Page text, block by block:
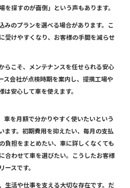
探すのが面倒」という声もあります。
みのプランを選べる場合があります。こ
受けやすくなり、お客様の手間を減らせ
らこそ、メンテナンスを任せられる安心
ス会社が点検時期を案内し、提携工場や
安心して車を使えます。
車を月額で分かりやすく使いたいという
ます。初期費用を抑えたい、毎月の支払
負担をまとめたい、車に詳しくなくても
合わせて車を選びたい。こうしたお客様
スです。
生活や仕事を支える大切な存在です。だ